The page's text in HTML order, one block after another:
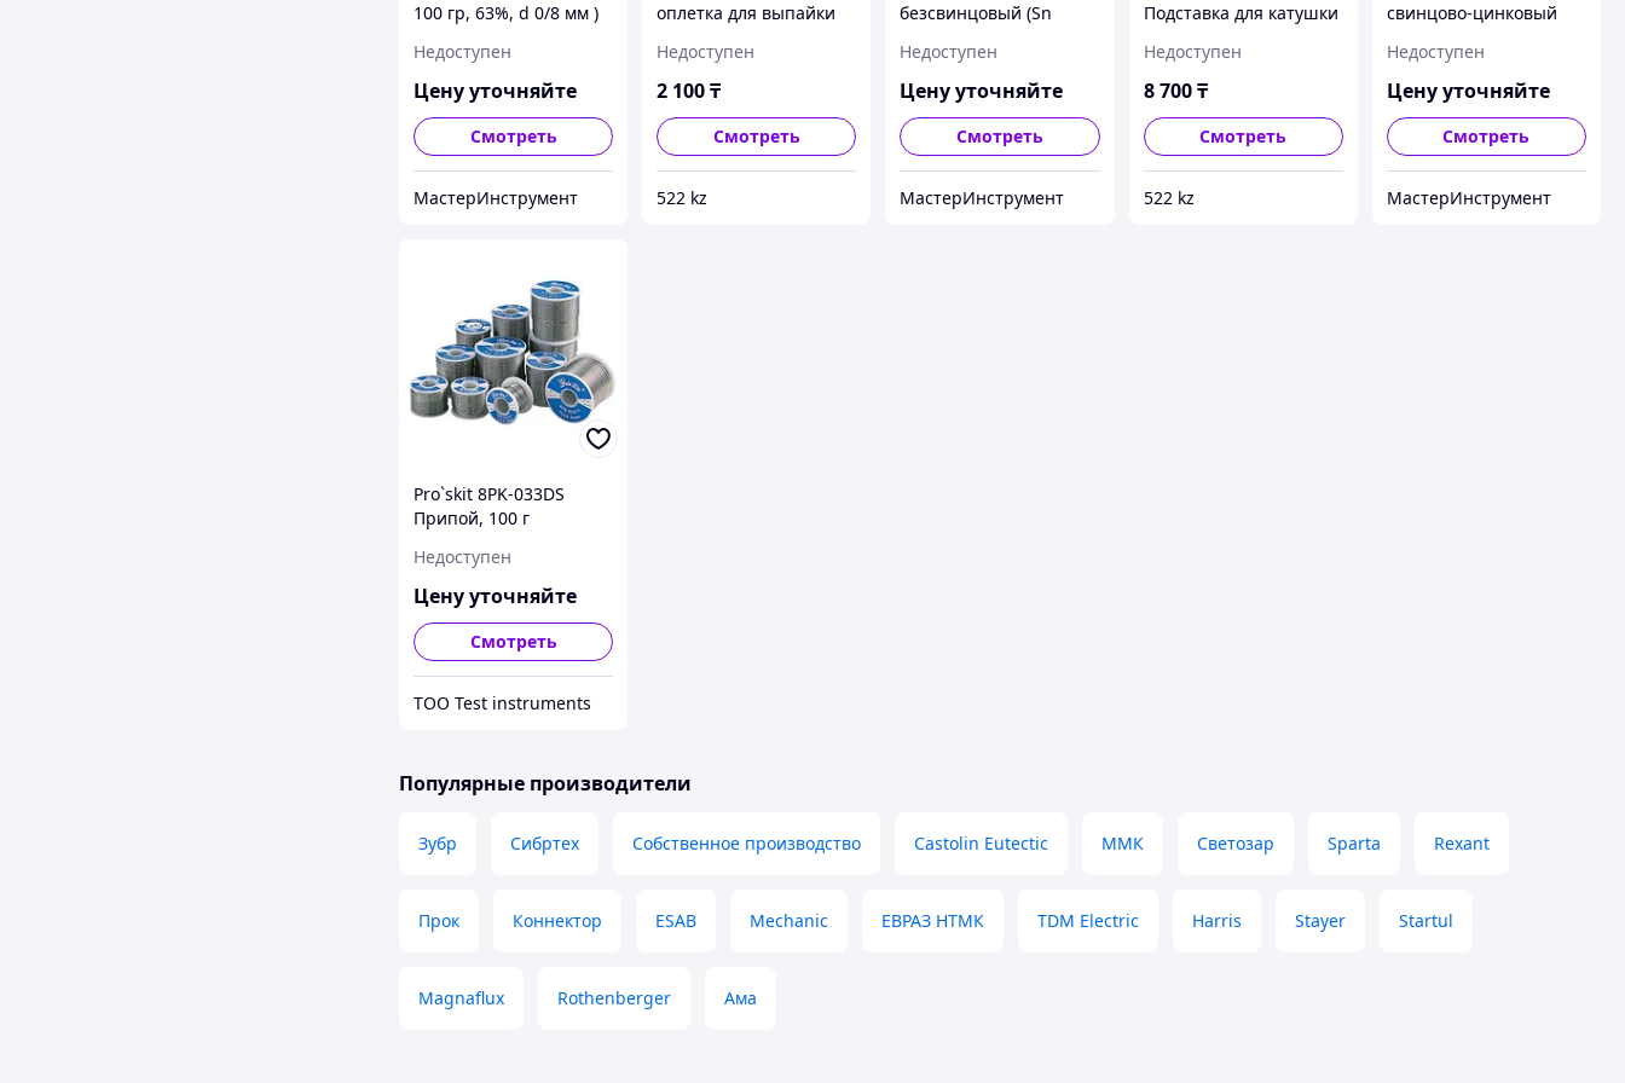
100 гр, 63%, d 0/8 мм )
Недоступен
Цену уточняйте
Смотреть
МастерИнструмент
оплетка для выпайки
Недоступен
2 100₸
Смотреть
522 kz
безсвинцовый (Sn
Недоступен
Цену уточняйте
Смотреть
МастерИнструмент
Подставка для катушки
Недоступен
8 700 ₸
Смотреть
522 kz
свинцово-цинковый
Недоступен
Цену уточняйте
Смотреть
МастерИнструмент
Pro`skit 8PK-033DS
Припой, 100 г
Недоступен
Цену уточняйте
Смотреть
ТОО Test instruments
Популярные производители
Зубр Сибртех Собственное производство Castolin Eutectic ММК Светозар Sparta Rexant
Прок Коннектор ESAB Mechanic ЕВРАЗ НТМК TDM Electric Harris Stayer Startul
Magnaflux Rothenberger Ама